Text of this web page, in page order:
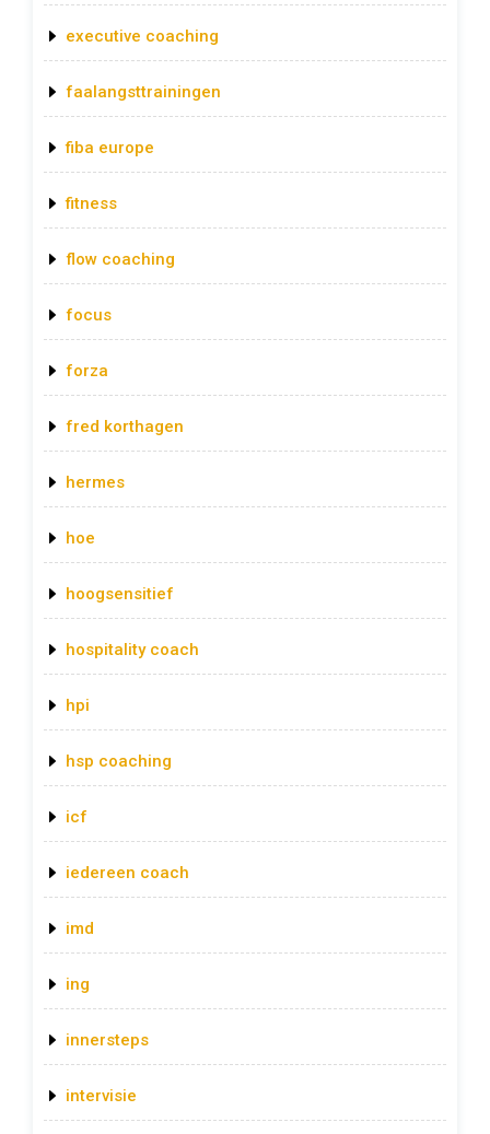
executive coaching
faalangsttrainingen
fiba europe
fitness
flow coaching
focus
forza
fred korthagen
hermes
hoe
hoogsensitief
hospitality coach
hpi
hsp coaching
icf
iedereen coach
imd
ing
innersteps
intervisie